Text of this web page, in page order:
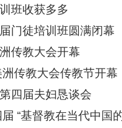
班收获多多
门徒培训班圆满闭幕
传教大会开幕
传教大会传教节开幕
四届夫妇恳谈会
“基督教在当代中国